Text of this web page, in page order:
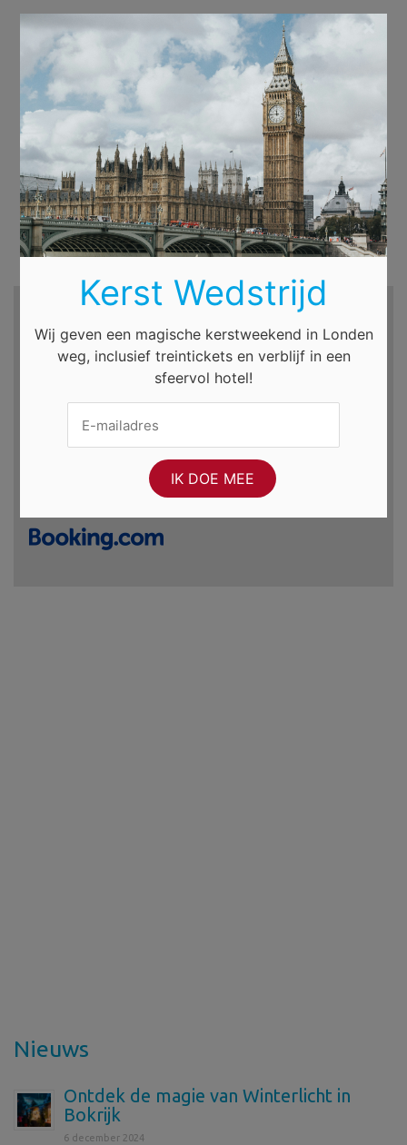
Zoek hotels en meer...
Bestemming
Incheckdatum
Nieuws
Ontdek de magie van Winterlicht in
Bokrijk
6 december 2024
Kerst Wedstrijd
Wij geven een magische kerstweekend in Londen
weg, inclusief treintickets en verblijf in een
sfeervol hotel!
×